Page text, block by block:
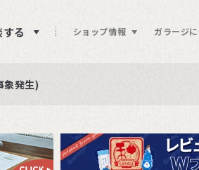
る ショップ情報 ガラージ
象発生)